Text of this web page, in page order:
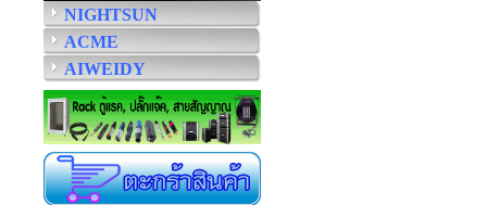
NIGHTSUN
ACME
AIWEIDY